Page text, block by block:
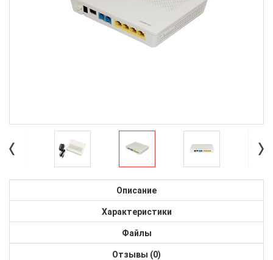
Описание
Характеристики
Файлы
Отзывы (0)